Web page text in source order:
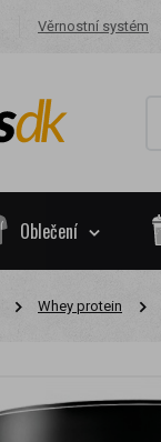
Věrnostní systém
Oblečení
Whey protein